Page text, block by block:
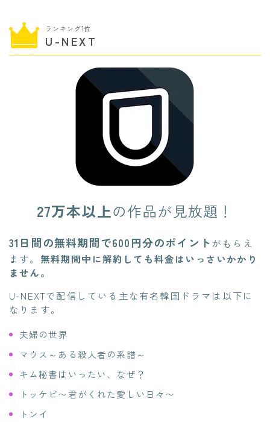
ランキング1位
U-NEXT
27万本以上の作品が見放題！
31日間の無料期間で600円分のポイント がもらえ
ます。 無料期間中に解約しても料金はいっさいかかり
ません。
U-NEXTで配信している主な有名韓国ドラマは以下に
なります。
夫婦の世界
マウス～ある殺人者の系譜～
キム秘書はいったい、なぜ？
トッケビ〜君がくれた愛しい日々〜
トンイ